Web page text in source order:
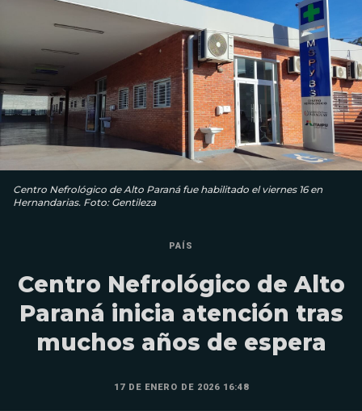
Centro Nefrológico de Alto Paraná fue habilitado el viernes 16 en
Hernandarias. Foto: Gentileza
PAÍS
Centro Nefrológico de Alto
Paraná inicia atención tras
muchos años de espera
17 DE ENERO DE 2026 16:48